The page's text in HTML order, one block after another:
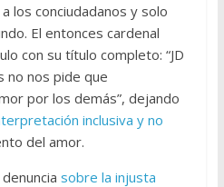
los conciudadanos y solo
El entonces cardenal
con su título completo: “JD
no nos pide que
por los demás”, dejando
inclusiva y no
del amor.
sobre la injusta